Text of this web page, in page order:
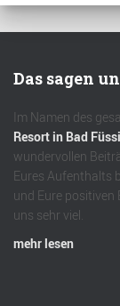
Das sagen
Im Namen des
Resort in Bad
wundervollen
Eures Aufenthalts
und Eure positiven
uns sehr viel.
mehr lesen